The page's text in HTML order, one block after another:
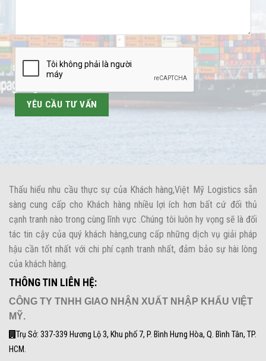
Thấu hiểu nhu cầu thực sự của Khách hàng,Việt Mỹ Logistics sẵn
sàng cung cấp cho Khách hàng nhiều lợi ích hơn bất cứ đối thủ
cạnh tranh nào trong cùng lĩnh vực .Chúng tôi luôn hy vọng sẽ là đối
tác tin cậy của quý khách hàng,cung cấp những dịch vụ giải pháp
hậu cần tốt nhất với chi phí cạnh tranh nhất, đảm bảo sự hài lòng
của khách hàng.
THÔNG TIN LIÊN HỆ:
CÔNG TY TNHH GIAO NHẬN XUẤT NHẬP KHẨU VIỆT
MỸ.
Trụ Sở: 337-339 Hương Lộ 3, Khu phố 7, P. Bình Hưng Hòa, Q. Bình Tân, TP.
HCM.